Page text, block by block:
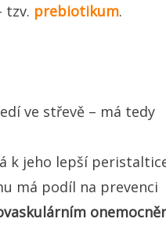
tzv. prebiotikum.
ve střevě – má tedy
k jeho lepší
má podíl na prevenci